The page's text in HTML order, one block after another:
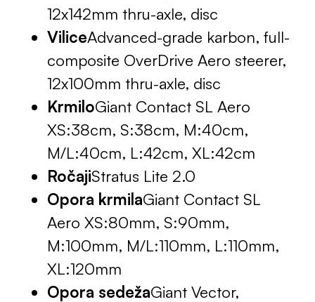
12x142mm thru-axle, disc
ViliceAdvanced-grade karbon, full-
composite OverDrive Aero steerer,
12x100mm thru-axle, disc
KrmiloGiant Contact SL Aero
XS:38cm, S:38cm, M:40cm,
M/L:40cm, L:42cm, XL:42cm
RočajiStratus Lite 2.0
Opora krmilaGiant Contact SL
Aero XS:80mm, S:90mm,
M:100mm, M/L:110mm, L:110mm,
XL:120mm
Opora sedežaGiant Vector,